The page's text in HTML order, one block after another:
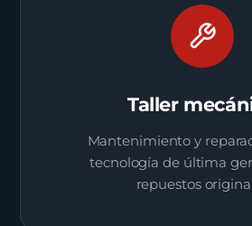
Taller
Mantenimiento y
tecnología de última
repuestos